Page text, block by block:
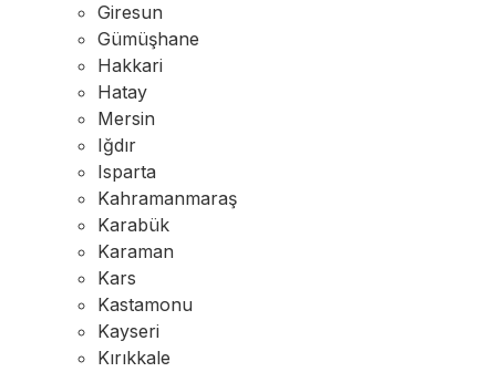
Giresun
Gümüşhane
Hakkari
Hatay
Mersin
Iğdır
Isparta
Kahramanmaraş
Karabük
Karaman
Kars
Kastamonu
Kayseri
Kırıkkale